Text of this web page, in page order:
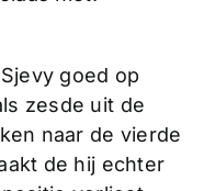
goed op
zesde uit de
naar de vierde
de hij echter